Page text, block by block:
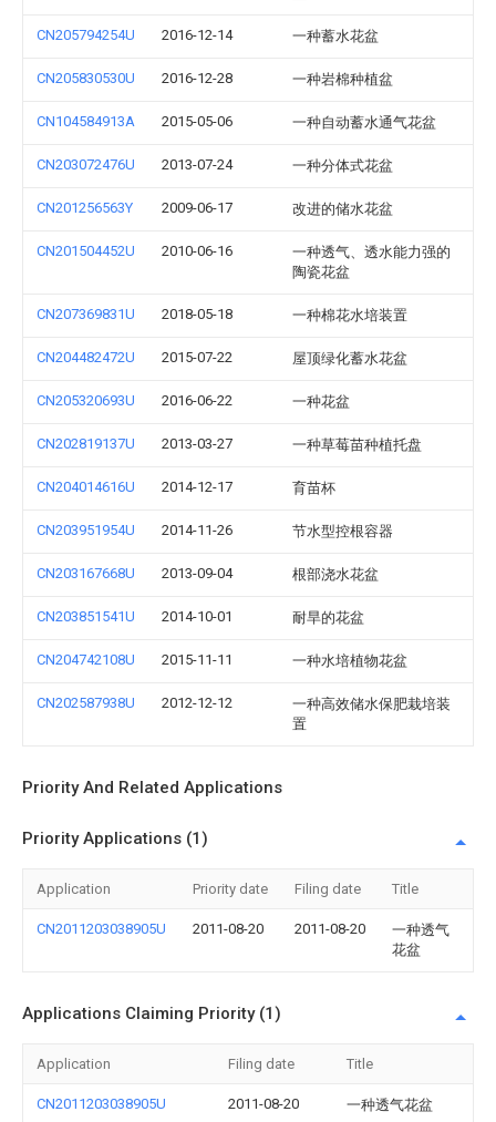
CN205794254U 2016-12-14 一种蓄水花盆
CN205830530U 2016-12-28 一种岩棉种植盆
CN104584913A 2015-05-06 一种自动蓄水通气花盆
CN203072476U 2013-07-24 一种分体式花盆
CN201256563Y 2009-06-17 改进的储水花盆
CN201504452U 2010-06-16
一种透气、透水能力强的
陶瓷花盆
CN207369831U 2018-05-18 一种棉花水培装置
CN204482472U 2015-07-22 屋顶绿化蓄水花盆
CN205320693U 2016-06-22 一种花盆
CN202819137U 2013-03-27 一种草莓苗种植托盘
CN204014616U 2014-12-17 育苗杯
CN203951954U 2014-11-26 节水型控根容器
CN203167668U 2013-09-04 根部浇水花盆
CN203851541U 2014-10-01 耐旱的花盆
CN204742108U 2015-11-11 一种水培植物花盆
CN202587938U 2012-12-12
一种高效储水保肥栽培装
置
Priority And Related Applications
Priority Applications (1)
Application Priority date Filing date Title
CN2011203038905U 2011-08-20 2011-08-20
一种透气
花盆
Applications Claiming Priority (1)
Application Filing date Title
CN2011203038905U 2011-08-20 一种透气花盆